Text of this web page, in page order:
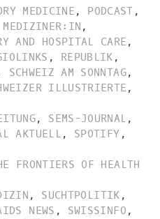
MEDICINE , PODCAST ,
MEDIZINER:IN ,
AND HOSPITAL CARE ,
, REPUBLIK ,
SCHWEIZ AM SONNTAG,
ILLUSTRIERTE ,
, SEMS-JOURNAL ,
AKTUELL , SPOTIFY ,
FRONTIERS OF HEALTH
, SUCHTPOLITIK ,
NEWS , SWISSINFO ,